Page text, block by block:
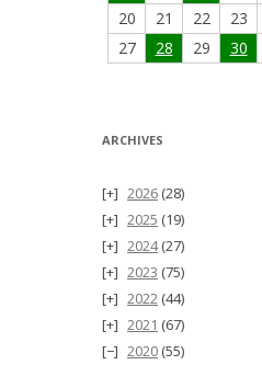
20
21 22 23
27
28 29 30
ARCHIVES
2026 (28)
2025 (19)
2024(27)
2023 (75)
2022 (44)
2021 (67)
2020 (55)